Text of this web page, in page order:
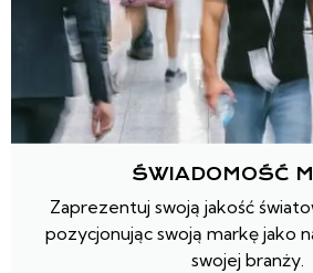
ŚWIADOMOŚĆ
Zaprezentuj swoją jakość
pozycjonując swoją markę jako
swojej branży.